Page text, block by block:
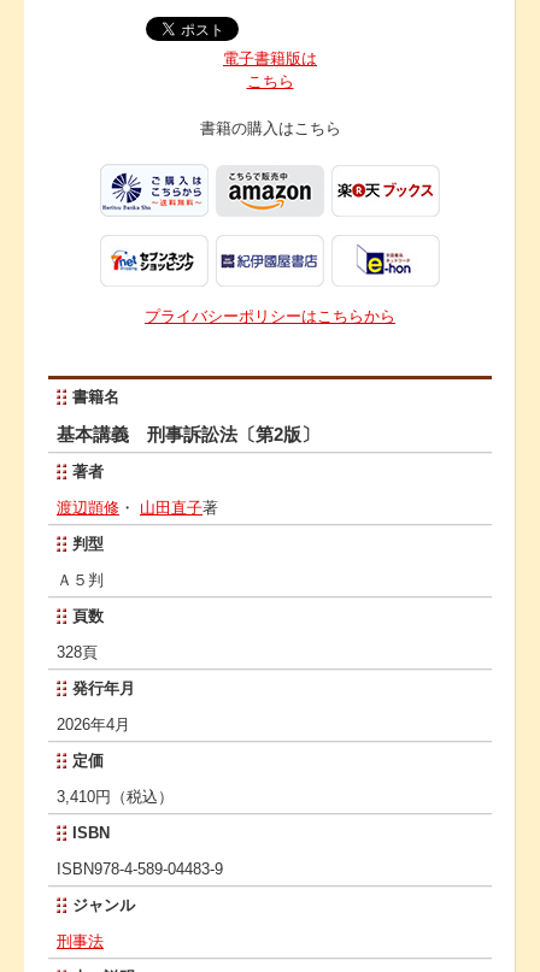
電子書籍版は
こちら
書籍の購入はこちら
プライバシーポリシーはこちらから
書籍名
基本講義 刑事訴訟法〔第2版〕
著者
渡辺顗修 ・ 山田直子著
判型
Ａ５判
頁数
328頁
発行年月
2026年4月
定価
3,410円（税込）
ISBN
ISBN978-4-589-04483-9
ジャンル
刑事法